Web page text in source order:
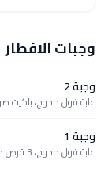
وجبات الافطار
وجبة 2
علبة فول محوج، باكيت
وجبة 1
علبة فول محوج، 3 قرص طعمية، بيضة مسلوقة، 5 عيش